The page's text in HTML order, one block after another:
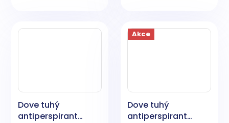
Dove tuhý
antiperspirant
Akce
Dove tuhý
antiperspirant